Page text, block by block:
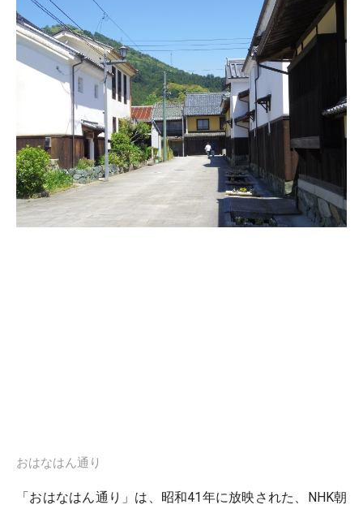
おはなはん通り
「おはなはん通り」は、昭和41年に放映された、NHK朝